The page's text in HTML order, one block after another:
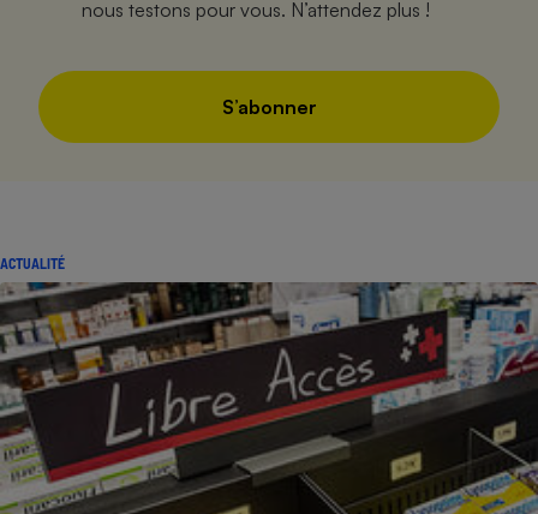
nous testons pour vous. N’attendez plus !
S’abonner
ACTUALITÉ